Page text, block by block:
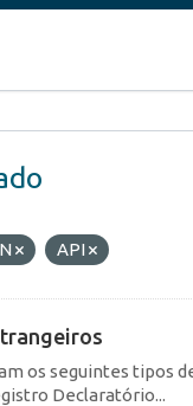
API
os seguintes tipos
Declaratório...